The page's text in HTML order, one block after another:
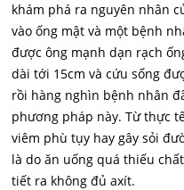
khám phá ra nguyên nhân
vào ống mật và một bệnh
được ông mạnh dạn rạch
dài tới 15cm và cứu sống
rồi hàng nghìn bệnh nhân
phương pháp này. Từ thực
viêm phù tụy hay gây sỏi
là do ăn uống quá thiếu
tiết ra không đủ axít.